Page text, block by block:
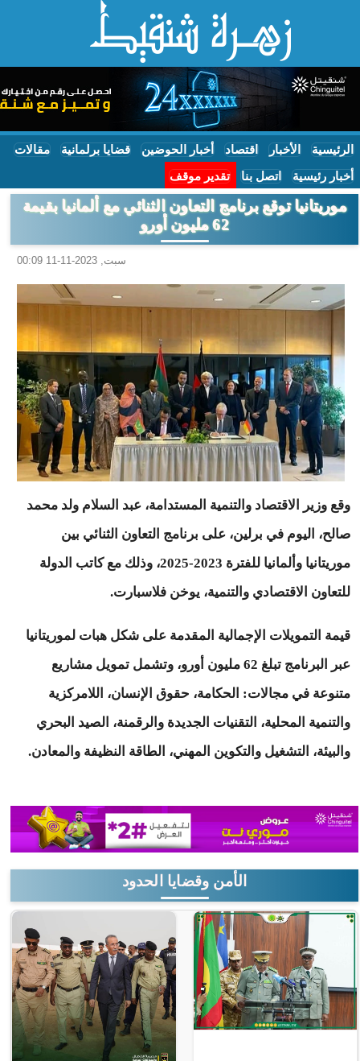
الرئيسية الأخبار اقتصاد أخبار الحوضين قضايا برلمانية مقالات
أخبار رئيسية اتصل بنا تقدير موقف
موريتانيا توقع برنامج التعاون الثنائي مع ألمانيا بقيمة
62 مليون أورو
سبت, 2023-11-11 00:09
وقع وزير الاقتصاد والتنمية المستدامة، عبد السلام ولد محمد
صالح، اليوم في برلين، على برنامج التعاون الثنائي بين
موريتانيا وألمانيا للفترة 2023-2025، وذلك مع كاتب الدولة
للتعاون الاقتصادي والتنمية، يوخن فلاسبارت.
قيمة التمويلات الإجمالية المقدمة على شكل هبات لموريتانيا
عبر البرنامج تبلغ 62 مليون أورو، وتشمل تمويل مشاريع
متنوعة في مجالات: الحكامة، حقوق الإنسان، اللامركزية
والتنمية المحلية، التقنيات الجديدة والرقمنة، الصيد البحري
والبيئة، التشغيل والتكوين المهني، الطاقة النظيفة والمعادن.
الأمن وقضايا الحدود